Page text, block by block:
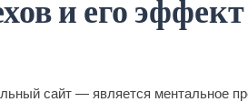
и его
сайт — является ментальное